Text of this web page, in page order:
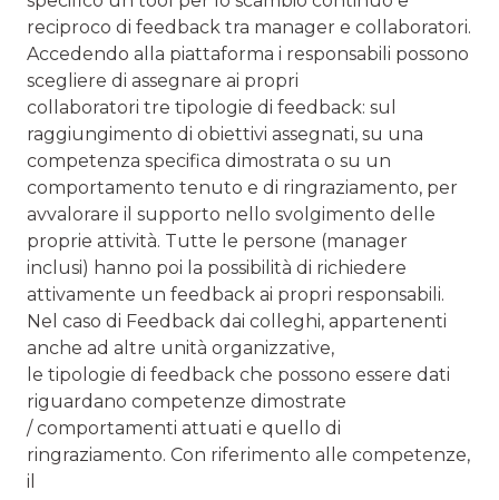
reciproco di feedback tra manager e collaboratori.
Accedendo alla piattaforma i responsabili possono
scegliere di assegnare ai propri
collaboratori tre tipologie di feedback: sul
raggiungimento di obiettivi assegnati, su una
competenza specifica dimostrata o su un
comportamento tenuto e di ringraziamento, per
avvalorare il supporto nello svolgimento delle
proprie attività. Tutte le persone (manager
inclusi) hanno poi la possibilità di richiedere
attivamente un feedback ai propri responsabili.
Nel caso di Feedback dai colleghi, appartenenti
anche ad altre unità organizzative,
le tipologie di feedback che possono essere dati
riguardano competenze dimostrate
/ comportamenti attuati e quello di
ringraziamento. Con riferimento alle competenze,
il